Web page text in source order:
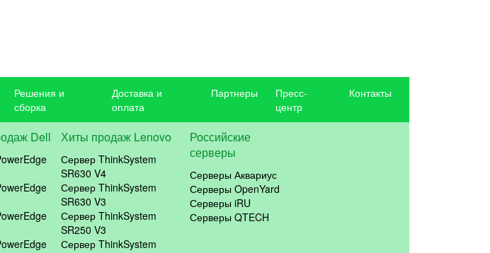
Решения и
сборка
Доставка и
оплата
Партнеры
Пресс-
центр
Контакты
Dell Хиты продаж Lenovo
Сервер ThinkSystem
SR630 V4
Сервер ThinkSystem
SR630 V3
Сервер ThinkSystem
SR250 V3
Сервер ThinkSystem
Российские
серверы
Серверы Аквариус
Серверы OpenYard
Серверы iRU
Серверы QTECH